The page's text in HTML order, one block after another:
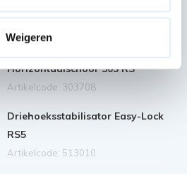
Weigeren
Diagonaalschoor 305 RS5 rood
Horizontaalschoor 305 RS
Artikelcode: 303708
Driehoeksstabilisator Easy-Lock
RS5
Artikelcode: 513010